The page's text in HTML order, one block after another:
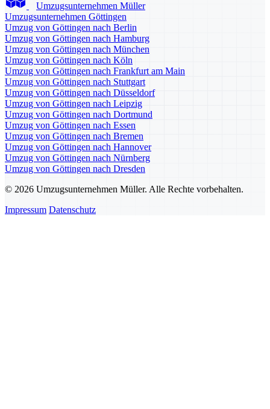
Umzugsunternehmen Müller
Umzugsunternehmen Göttingen
Umzug von Göttingen nach Berlin
Umzug von Göttingen nach Hamburg
Umzug von Göttingen nach München
Umzug von Göttingen nach Köln
Umzug von Göttingen nach Frankfurt am Main
Umzug von Göttingen nach Stuttgart
Umzug von Göttingen nach Düsseldorf
Umzug von Göttingen nach Leipzig
Umzug von Göttingen nach Dortmund
Umzug von Göttingen nach Essen
Umzug von Göttingen nach Bremen
Umzug von Göttingen nach Hannover
Umzug von Göttingen nach Nürnberg
Umzug von Göttingen nach Dresden
© 2026 Umzugsunternehmen Müller. Alle Rechte vorbehalten.
Impressum Datenschutz